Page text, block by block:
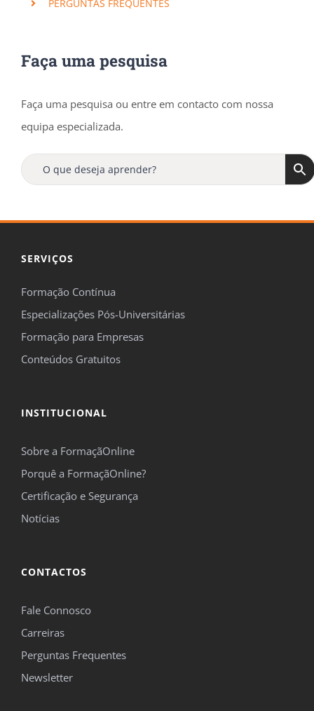
PERGUNTAS FREQUENTES
Faça uma pesquisa
Faça uma pesquisa ou entre em contacto com nossa
equipa especializada.
SERVIÇOS
Formação Contínua
Especializações Pós-Universitárias
Formação para Empresas
Conteúdos Gratuitos
INSTITUCIONAL
Sobre a FormaçãOnline
Porquê a FormaçãOnline?
Certificação e Segurança
Notícias
CONTACTOS
Fale Connosco
Carreiras
Perguntas Frequentes
Newsletter